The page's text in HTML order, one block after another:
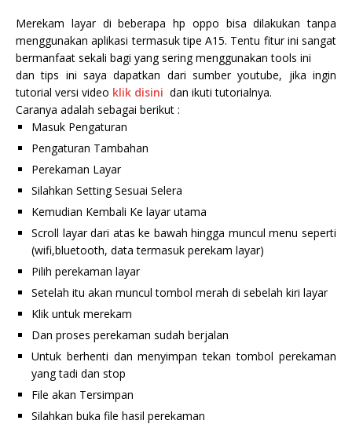
Merekam layar di beberapa hp oppo bisa dilakukan tanpa
menggunakan aplikasi termasuk tipe A15. Tentu fitur ini sangat
bermanfaat sekali bagi yang sering menggunakan tools ini
dan tips ini saya dapatkan dari sumber youtube, jika ingin
tutorial versi video klik disini dan ikuti tutorialnya.
Caranya adalah sebagai berikut :
Masuk Pengaturan
Pengaturan Tambahan
Perekaman Layar
Silahkan Setting Sesuai Selera
Kemudian Kembali Ke layar utama
Scroll layar dari atas ke bawah hingga muncul menu seperti
(wifi,bluetooth, data termasuk perekam layar)
Pilih perekaman layar
Setelah itu akan muncul tombol merah di sebelah kiri layar
Klik untuk merekam
Dan proses perekaman sudah berjalan
Untuk berhenti dan menyimpan tekan tombol perekaman
yang tadi dan stop
File akan Tersimpan
Silahkan buka file hasil perekaman